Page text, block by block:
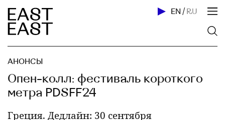
EN / RU
АНОНСЫ
Опен-колл: фестиваль короткого
метра PDSFF24
Греция. Дедлайн: 30 сентября